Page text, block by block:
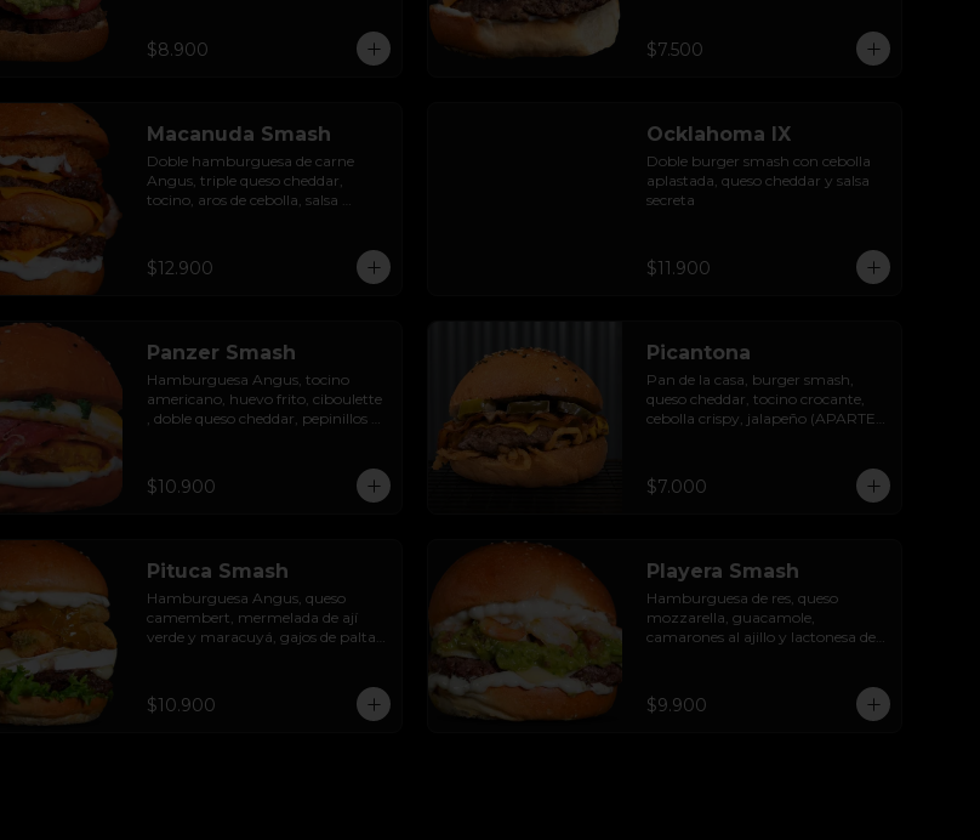
$8.900 $7.500
Macanuda Smash
Doble hamburguesa de carne
Angus, triple queso cheddar,
tocino, aros de cebolla, salsa
$12.900
Ocklahoma IX
Doble burger smash con cebolla
aplastada, queso cheddar y salsa
secreta
$11.900
Panzer Smash
Hamburguesa Angus, tocino
americano, huevo frito, ciboulette
, doble queso cheddar, pepinillos
$10.900
Picantona
Pan de la casa, burger smash,
queso cheddar, tocino crocante,
cebolla crispy, jalapeño (APARTE)
$7.000
Pituca Smash
Hamburguesa Angus, queso
camembert, mermelada de ají
verde y maracuyá, gajos de palta
casera.
$10.900
Playera Smash
Hamburguesa de res, queso
mozzarella, guacamole,
camarones al ajillo y lactonesa de
$9.900